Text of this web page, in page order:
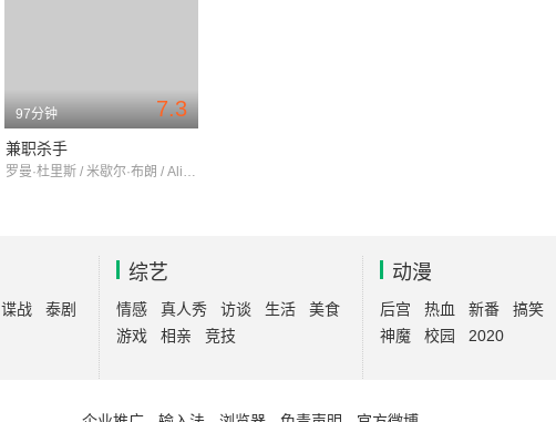
7.3
97分钟
兼职杀手
罗曼·杜里斯 / 米歇尔·布朗 / AliceBeladi
谍战
泰剧
综艺
情感 真人秀 访谈 生活
美食
游戏
相亲 竞技
动漫
后宫 热血 新番 搞笑
神魔
校园 2020